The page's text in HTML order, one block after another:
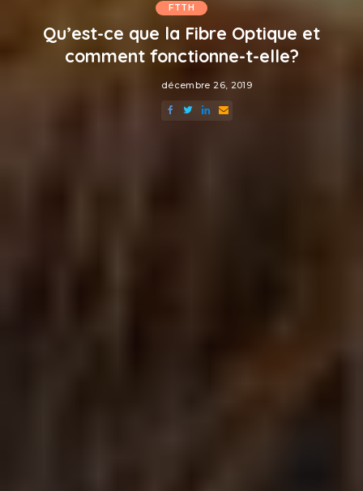
FTTH
Qu’est-ce que la Fibre Optique et
comment fonctionne-t-elle?
décembre 26, 2019